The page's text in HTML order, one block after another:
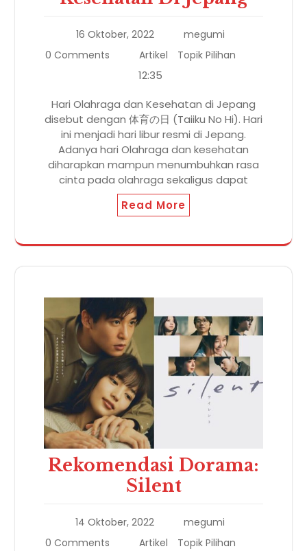
16 Oktober, 2022
megumi
0 Comments
Artikel Topik Pilihan
12:35
Hari Olahraga dan Kesehatan di Jepang
disebut dengan 体育の日 (Taiiku No Hi). Hari
ini menjadi hari libur resmi di Jepang.
Adanya hari Olahraga dan kesehatan
diharapkan mampun menumbuhkan rasa
cinta pada olahraga sekaligus dapat
Read More
Rekomendasi Dorama:
Silent
14 Oktober, 2022
megumi
0 Comments
Artikel Topik Pilihan